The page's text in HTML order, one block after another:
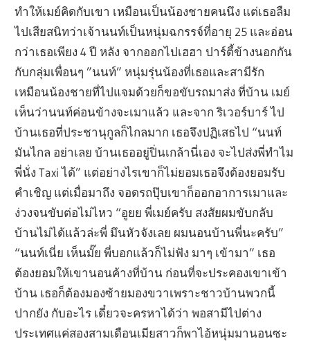
ทำให้เมย์คิดกับเขา เหมือนเป็นน้องชายคนนึง แต่เธอลืม
ไปเสียสนิทว่าเจ้านนท์เป็นหนุ่มฉกรรจ์ที่อายุ 25 และอ่อน
กว่าเธอเพียง 4 ปี หลัง จากออกไปเฮฮา ปาร์ตี้ข้างนอกกัน
กับกลุ่มเพื่อนๆ ”นนท์” หนุ่มรุ่นน้องที่เธอและสามีรัก
เหมือนน้องชายที่ไปแจมด้วยก็ขอขับรถมาส่ง ที่บ้าน เมย์
เห็นว่านนท์ค่อนข้างจะเมาแล้ว และจาก ริเวอร์บาร์ ไป
บ้านเธอที่ประชานุกูลก็ไกลมาก เธอจึงปฏิเสธไป “นนท์
มันไกล อย่าเลย บ้านเธออยู่ปิ่นเกล้านี่เอง จะไปส่งพี่ทำไม
พี่นั่ง Taxi ได้” แต่อย่างไรเขาก็ไม่ยอมเธอจึงต้องยอมรับ
คำเชิญ แต่เมื่อมาถึง จอดรถปุ๊บเขาก็ออกอาการเมาและ
ง่วงจนขับต่อไม่ไหว “อูยย พี่เมย์ครับ สงสัยผมขับกลับ
บ้านไม่ได้แล้วล่ะพี่ มึนหัวจังเลย ผมนอนบ้านพี่นะครับ”
“นนท์เนี่ย เห็นมั๊ย พี่บอกแล้วก็ไม่ฟัง มาๆ เข้ามา” เธอ
ต้องยอมให้เขานอนค้างที่บ้าน ก่อนที่จะประคองเขาเข้า
บ้าน เธอก็ต้องมองซ้ายมองขวาเพราะชาวบ้านพวกนี้
ปากยัง กับอะไร เดี๋ยวจะครหาได้ว่า พอสามีไปต่าง
ประเทศแค่สองสามเดือนเมียสาวก็พาไอ้หนุ่มมานอนซะ